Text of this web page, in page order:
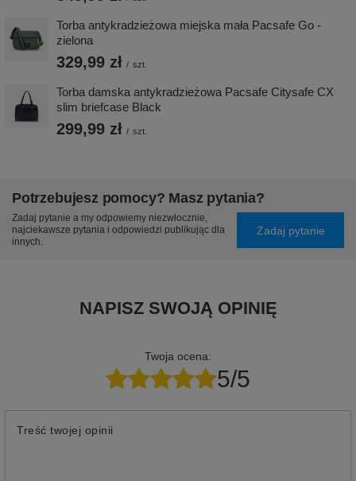
Torba antykradzieżowa miejska mała Pacsafe Go -
zielona
329,99 zł / szt.
Torba damska antykradzieżowa Pacsafe Citysafe CX
slim briefcase Black
299,99 zł / szt.
Potrzebujesz pomocy? Masz pytania?
Zadaj pytanie a my odpowiemy niezwłocznie,
najciekawsze pytania i odpowiedzi publikując dla
innych.
Zadaj pytanie
NAPISZ SWOJĄ OPINIĘ
Twoja ocena:
5/5
Treść twojej opinii